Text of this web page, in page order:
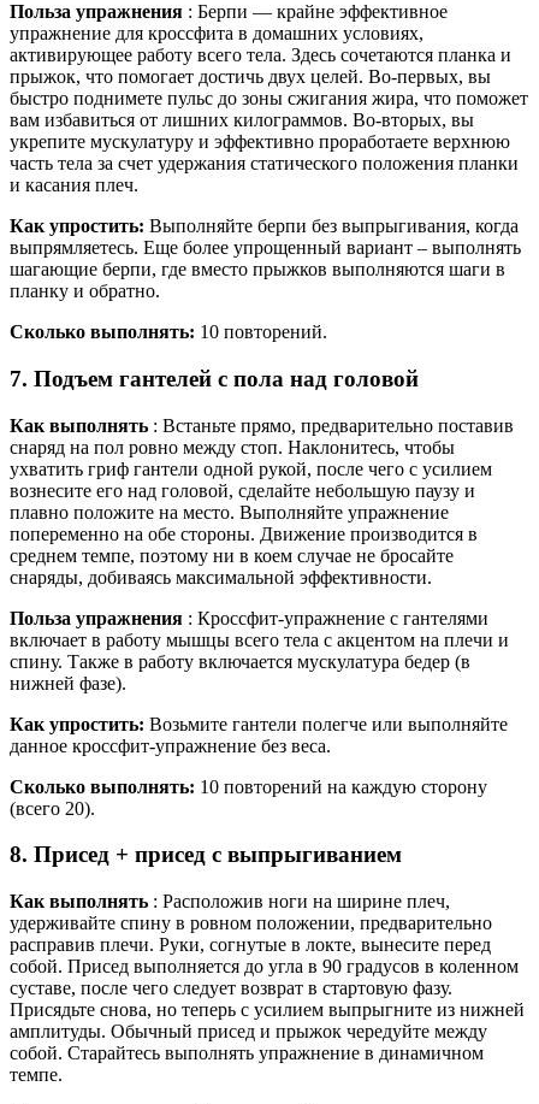
Польза упражнения : Берпи — крайне эффективное
упражнение для кроссфита в домашних условиях,
активирующее работу всего тела. Здесь сочетаются планка и
прыжок, что помогает достичь двух целей. Во-первых, вы
быстро поднимете пульс до зоны сжигания жира, что поможет
вам избавиться от лишних килограммов. Во-вторых, вы
укрепите мускулатуру и эффективно проработаете верхнюю
часть тела за счет удержания статического положения планки
и касания плеч.
Как упростить: Выполняйте берпи без выпрыгивания, когда
выпрямляетесь. Еще более упрощенный вариант – выполнять
шагающие берпи, где вместо прыжков выполняются шаги в
планку и обратно.
Сколько выполнять: 10 повторений.
7. Подъем гантелей с пола над головой
Как выполнять : Встаньте прямо, предварительно поставив
снаряд на пол ровно между стоп. Наклонитесь, чтобы
ухватить гриф гантели одной рукой, после чего с усилием
вознесите его над головой, сделайте небольшую паузу и
плавно положите на место. Выполняйте упражнение
попеременно на обе стороны. Движение производится в
среднем темпе, поэтому ни в коем случае не бросайте
снаряды, добиваясь максимальной эффективности.
Польза упражнения : Кроссфит-упражнение с гантелями
включает в работу мышцы всего тела с акцентом на плечи и
спину. Также в работу включается мускулатура бедер (в
нижней фазе).
Как упростить: Возьмите гантели полегче или выполняйте
данное кроссфит-упражнение без веса.
Сколько выполнять: 10 повторений на каждую сторону
(всего 20).
8. Присед + присед с выпрыгиванием
Как выполнять : Расположив ноги на ширине плеч,
удерживайте спину в ровном положении, предварительно
расправив плечи. Руки, согнутые в локте, вынесите перед
собой. Присед выполняется до угла в 90 градусов в коленном
суставе, после чего следует возврат в стартовую фазу.
Присядьте снова, но теперь с усилием выпрыгните из нижней
амплитуды. Обычный присед и прыжок чередуйте между
собой. Старайтесь выполнять упражнение в динамичном
темпе.